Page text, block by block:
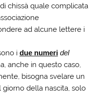
chissà quale complicata
ad alcune lettere i
i due numeridel
anche in questo caso,
bisogna svelare un
della nascita, solo